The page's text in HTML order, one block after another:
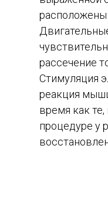
расположены
рассечение
Стимуляция
реакция
время как
процедуре у